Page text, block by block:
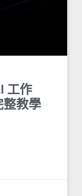
工作
整教學